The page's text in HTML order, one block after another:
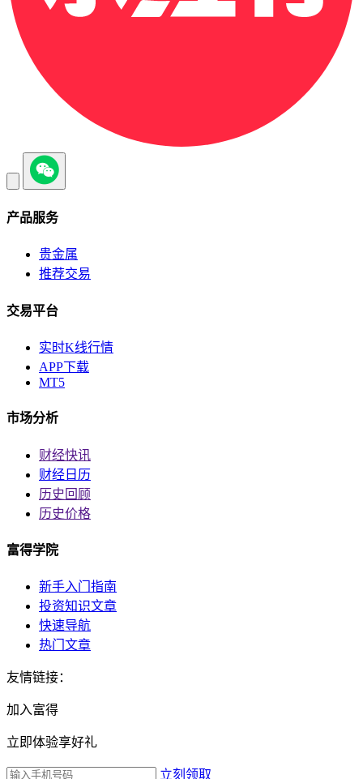
产品服务
贵金属
推荐交易
交易平台
实时K线行情
APP下载
MT5
市场分析
财经快讯
财经日历
历史回顾
历史价格
富得学院
新手入门指南
投资知识文章
快速导航
热门文章
友情链接：
加入富得
立即体验享好礼
立刻领取